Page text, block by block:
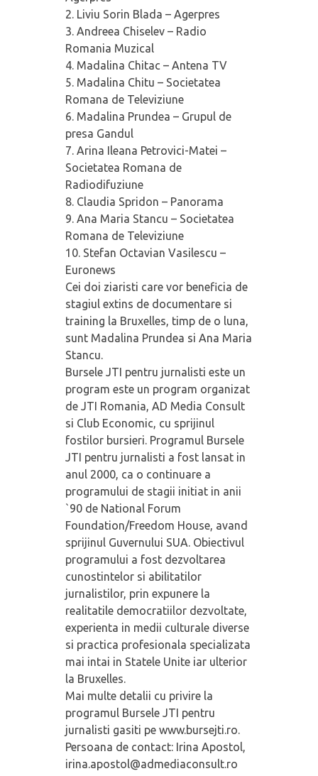
2. Liviu Sorin Blada – Agerpres
3. Andreea Chiselev – Radio
Romania Muzical
4. Madalina Chitac – Antena TV
5. Madalina Chitu – Societatea
Romana de Televiziune
6. Madalina Prundea – Grupul de
presa Gandul
7. Arina Ileana Petrovici-Matei –
Societatea Romana de
Radiodifuziune
8. Claudia Spridon – Panorama
9. Ana Maria Stancu – Societatea
Romana de Televiziune
10. Stefan Octavian Vasilescu –
Euronews
Cei doi ziaristi care vor beneficia de
stagiul extins de documentare si
training la Bruxelles, timp de o luna,
sunt Madalina Prundea si Ana Maria
Stancu.
Bursele JTI pentru jurnalisti este un
program este un program organizat
de JTI Romania, AD Media Consult
si Club Economic, cu sprijinul
fostilor bursieri. Programul Bursele
JTI pentru jurnalisti a fost lansat in
anul 2000, ca o continuare a
programului de stagii initiat in anii
`90 de National Forum
Foundation/Freedom House, avand
sprijinul Guvernului SUA. Obiectivul
programului a fost dezvoltarea
cunostintelor si abilitatilor
jurnalistilor, prin expunere la
realitatile democratiilor dezvoltate,
experienta in medii culturale diverse
si practica profesionala specializata
mai intai in Statele Unite iar ulterior
la Bruxelles.
Mai multe detalii cu privire la
programul Bursele JTI pentru
jurnalisti gasiti pe www.bursejti.ro.
Persoana de contact: Irina Apostol,
irina.apostol@admediaconsult.ro